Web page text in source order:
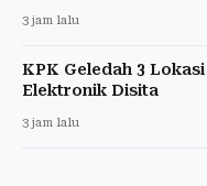
3 jam lalu
KPK Geledah 3
Elektronik Disita
3 jam lalu